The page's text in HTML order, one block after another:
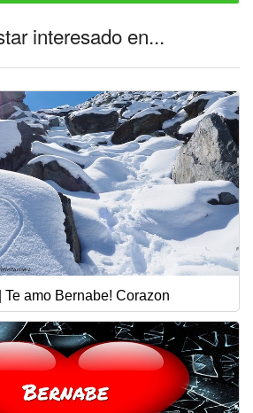
interesado en...
Te amo Bernabe! Corazon